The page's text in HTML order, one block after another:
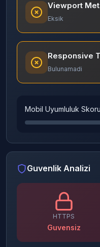
Viewport
Eksik
Responsive
Bulunamadi
Mobil Uyumluluk Skoru
Guvenlik Analizi
HTTPS
Guvensiz